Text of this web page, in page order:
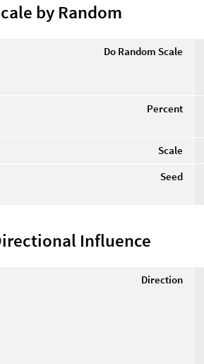
by Random
Do Random Scale
Percent
Scale
Seed
Influence
Direction